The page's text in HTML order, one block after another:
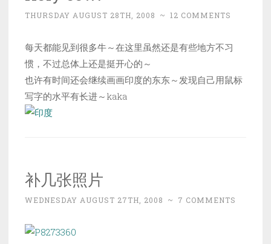
THURSDAY AUGUST 28TH, 2008 ~ 12 COMMENTS
每天都能见到很多牛～在这里虽然还是有些地方不习
惯，不过总体上还是挺开心的～
也许有时间还会继续画画印度的东东～发现自己用鼠标
写字的水平有长进～kaka
补几张照片
WEDNESDAY AUGUST 27TH, 2008 ~ 7 COMMENTS